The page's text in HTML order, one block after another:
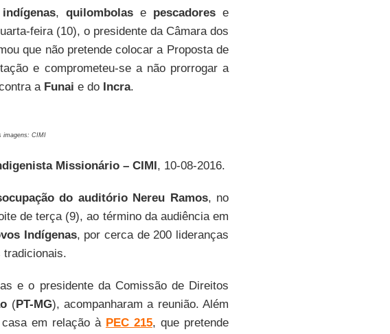
,quilombolas e pescadores e
feira (10), o presidente da Câmara dos
que não pretende colocar a Proposta de
e comprometeu-se a não prorrogar a
a Funai e do Incra.
imagens: CIMI
Missionário – CIMI, 10-08-2016.
do auditório Nereu Ramos, no
de terça (9), ao término da audiência em
Indígenas, por cerca de 200 lideranças
tradicionais.
e o presidente da Comissão de Direitos
(PT-MG), acompanharam a reunião. Além
em relação à PEC 215, que pretende